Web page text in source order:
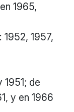
1965,
1957,
1951; de
y en 1966